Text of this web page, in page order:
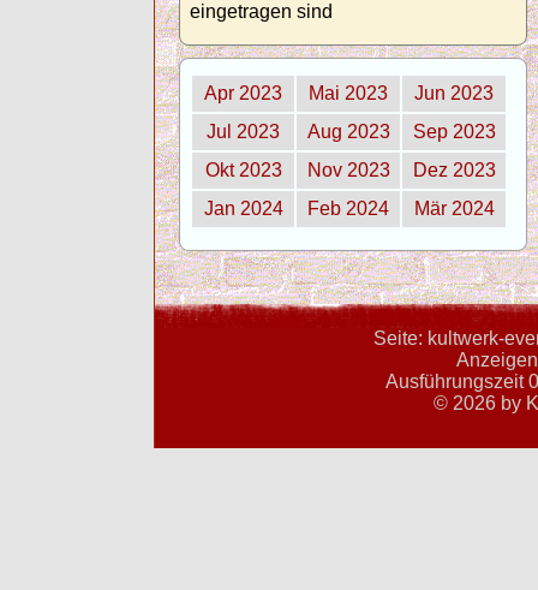
eingetragen sind
Apr 2023 Mai 2023
Jun 2023
Jul 2023
Aug 2023
Sep 2023
Okt 2023
Nov 2023
Dez 2023
Jan 2024
Feb 2024 Mär 2024
Seite: kultwerk-
Ausführungszeit
© 2026 by